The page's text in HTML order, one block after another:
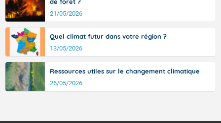
21/05/2026
Quel climat futur dans votre région ?
13/05/2026
Ressources utiles sur le changement climatique
26/05/2026